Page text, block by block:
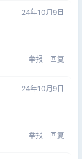
24年10月9日
举报 回复
24年10月9日
举报 回复